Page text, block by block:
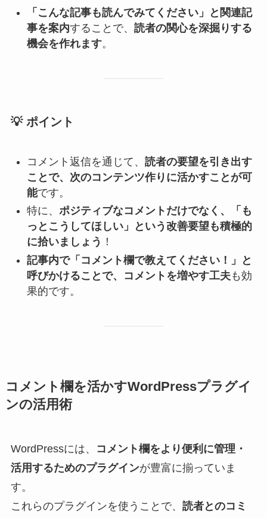
「こんな記事も読んでみてください」と関連記
事を案内することで、 読者の関心を深掘りする
機会を作れます。
💡 ポイント
コメント返信を通じて、 読者の要望を引き出す
ことで、次のコンテンツ作りに活かすことが可
能です。
特に、 ポジティブなコメントだけでなく、「も
っとこうしてほしい」という改善要望も積極的
に拾いましょう ！
記事内で「コメント欄で教えてください！」と
呼びかけることで、コメントを増やす工夫も効
果的です。
コメント欄を活かすWordPressプラグイ
ンの活用術
WordPressには、
コメント欄をより便利に管理・
活用するためのプラグインが豊富に揃っていま
す。
これらのプラグインを使うことで、 読者とのコミ